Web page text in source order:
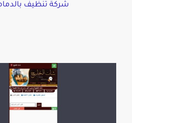
شركة تنظيف